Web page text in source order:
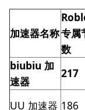
加速器名称专属
数
biubiu 加
速器
217
UU 加速器 186